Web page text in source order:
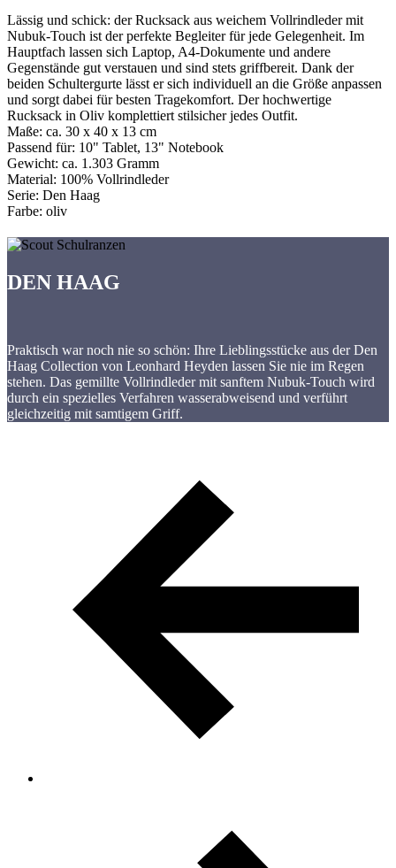
Lässig und schick: der Rucksack aus weichem Vollrindleder mit
Nubuk-Touch ist der perfekte Begleiter für jede Gelegenheit. Im
Hauptfach lassen sich Laptop, A4-Dokumente und andere
Gegenstände gut verstauen und sind stets griffbereit. Dank der
beiden Schultergurte lässt er sich individuell an die Größe anpassen
und sorgt dabei für besten Tragekomfort. Der hochwertige
Rucksack in Oliv komplettiert stilsicher jedes Outfit.
Maße: ca. 30 x 40 x 13 cm
Passend für: 10" Tablet, 13" Notebook
Gewicht: ca. 1.303 Gramm
Material: 100% Vollrindleder
Serie: Den Haag
Farbe: oliv
DEN HAAG
Praktisch war noch nie so schön: Ihre Lieblingsstücke aus der Den
Haag Collection von Leonhard Heyden lassen Sie nie im Regen
stehen. Das gemillte Vollrindleder mit sanftem Nubuk-Touch wird
durch ein spezielles Verfahren wasserabweisend und verführt
gleichzeitig mit samtigem Griff.